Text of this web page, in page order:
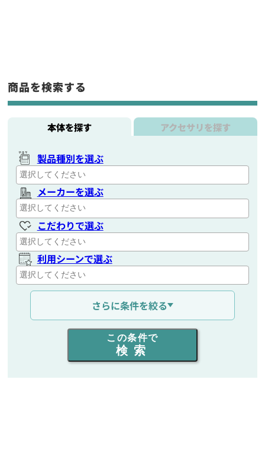
商品を検索する
本体を探す アクセサリを探す
製品種別を選ぶ
メーカーを選ぶ
こだわりで選ぶ
利用シーンで選ぶ
通信距離を選ぶ
出力を選ぶ
同時通話人数を選ぶ
さらに条件を絞る
この条件で
検索